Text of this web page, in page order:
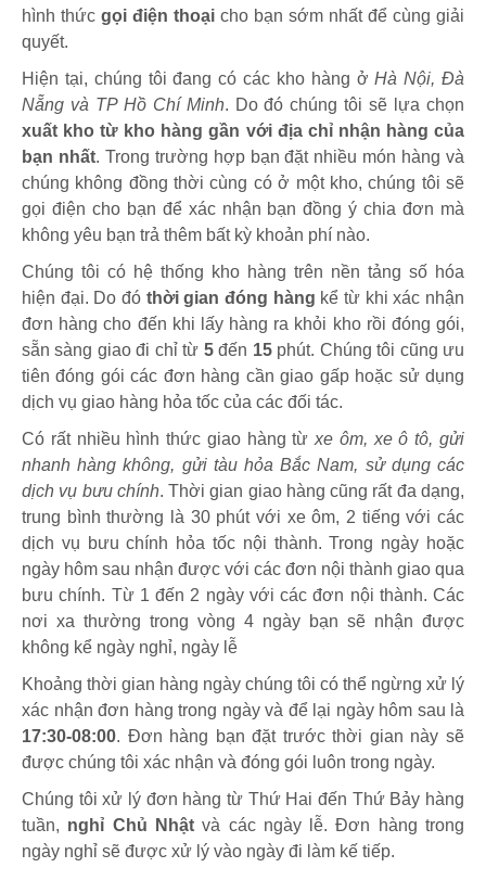
hình thức gọi điện thoại cho bạn sớm nhất để cùng giải
quyết.
Hiện tại, chúng tôi đang có các kho hàng ởHà Nội, Đà
Nẵng và TP Hồ Chí Minh. Do đó chúng tôi sẽ lựa chọn
xuất kho từ kho hàng gần với địa chỉ nhận hàng của
bạn nhất. Trong trường hợp bạn đặt nhiều món hàng và
chúng không đồng thời cùng có ở một kho, chúng tôi sẽ
gọi điện cho bạn để xác nhận bạn đồng ý chia đơn mà
không yêu bạn trả thêm bất kỳ khoản phí nào.
Chúng tôi có hệ thống kho hàng trên nền tảng số hóa
hiện đại. Do đó thời gian đóng hàng kể từ khi xác nhận
đơn hàng cho đến khi lấy hàng ra khỏi kho rồi đóng gói,
sẵn sàng giao đi chỉ từ 5đến 15 phút. Chúng tôi cũng ưu
tiên đóng gói các đơn hàng cần giao gấp hoặc sử dụng
dịch vụ giao hàng hỏa tốc của các đối tác.
Có rất nhiều hình thức giao hàng từxe ôm, xe ô tô, gửi
nhanh hàng không, gửi tàu hỏa Bắc Nam, sử dụng các
dịch vụ bưu chính. Thời gian giao hàng cũng rất đa dạng,
trung bình thường là 30 phút với xe ôm, 2 tiếng với các
dịch vụ bưu chính hỏa tốc nội thành. Trong ngày hoặc
ngày hôm sau nhận được với các đơn nội thành giao qua
bưu chính. Từ 1 đến 2 ngày với các đơn nội thành. Các
nơi xa thường trong vòng 4 ngày bạn sẽ nhận được
không kể ngày nghỉ, ngày lễ
Khoảng thời gian hàng ngày chúng tôi có thể ngừng xử lý
xác nhận đơn hàng trong ngày và để lại ngày hôm sau là
17:30-08:00. Đơn hàng bạn đặt trước thời gian này sẽ
được chúng tôi xác nhận và đóng gói luôn trong ngày.
Chúng tôi xử lý đơn hàng từ Thứ Hai đến Thứ Bảy hàng
tuần, nghỉ Chủ Nhậtvà các ngày lễ. Đơn hàng trong
ngày nghỉ sẽ được xử lý vào ngày đi làm kế tiếp.